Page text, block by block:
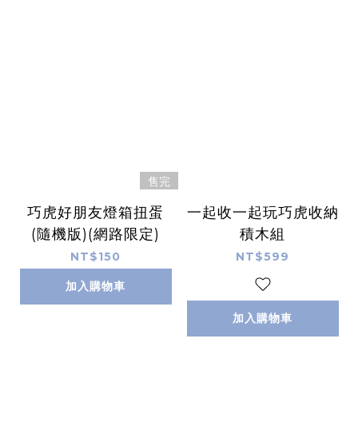
售完
巧虎好朋友燈箱扭蛋
(隨機版)(網路限定)
NT$150
加入購物車
一起收一起玩巧虎收納
積木組
NT$599
加入購物車